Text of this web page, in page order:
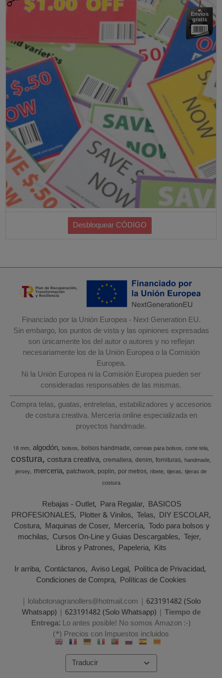
Envíos
gratis
Financiado por la Unión Europea - Next Generation EU.
Sin embargo, los puntos de vista y las opiniones expresadas
son únicamente los del autor o autores y no reflejan
necesariamente los de la Unión Europea o la Comisión
Europea.
Ni la Unión Europea ni la Comisión Europea pueden ser
consideradas responsables de las mismas.
Compra telas, guatas, entretelas, estabilizadores y accesorios
de costura creativa. Mercería online especializada en
proyectos handmade.
18 mm algodón bolsos bolsos handmade correas para bolsos corte tela
costura costura creativa cremallera denim fornituras handmade
jersey merceria patchwork poplin por metros ribete tijeras tijeras de
costura
Rebajas - Outlet Para Regalar BASICOS
PROFESIONALES Plotter & Vinilos Telas DIY ESCOLAR
Costura Maquinas de Coser Mercería Todo para bolsos y
mochilas Cursos On-Line y Guias Descargables Tejer
Libros y Patrones Papeleria Kits
Ir arriba Contáctanos Aviso Legal Política de Privacidad
Condiciones de Compra Políticas de Cookies
| lolabotonagranollers@hotmail.com | 623191482 (Solo
Whatsapp) | 623191482 (Solo Whatsapp) | Tiempo de
Entrega:Lo antes posible! No somos Amazon :-)
(*) Precios con Impuestos incluidos